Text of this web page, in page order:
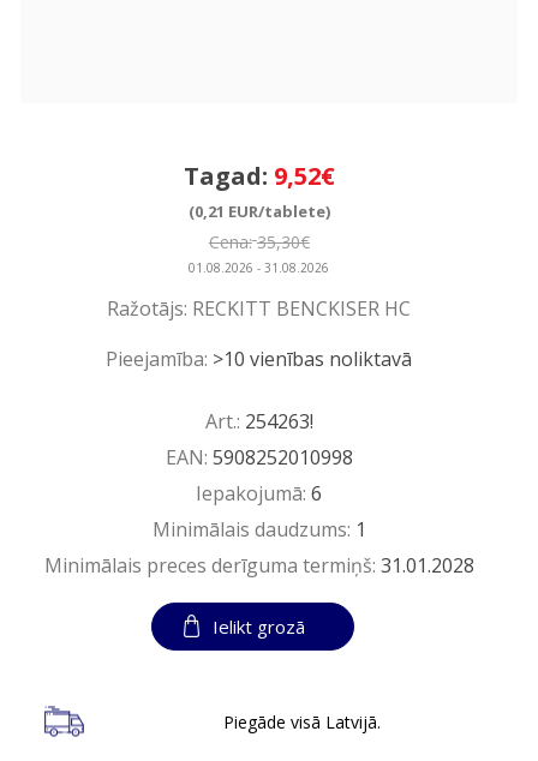
Tagad: 9,52€
(0,21 EUR/tablete)
Cena: 35,30€
01.08.2026 - 31.08.2026
Ražotājs: RECKITT BENCKISER HC
Pieejamība: >10 vienības noliktavā
Art.: 254263!
EAN: 5908252010998
Iepakojumā:6
Minimālais daudzums: 1
Minimālais preces derīguma termiņš: 31.01.2028
Ielikt grozā
Piegāde visā Latvijā.